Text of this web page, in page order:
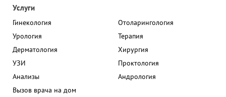
Услуги
Гинекология
Урология
Дерматология
УЗИ
Анализы
Вызов врача на дом
Отоларингология
Терапия
Хирургия
Проктология
Андрология